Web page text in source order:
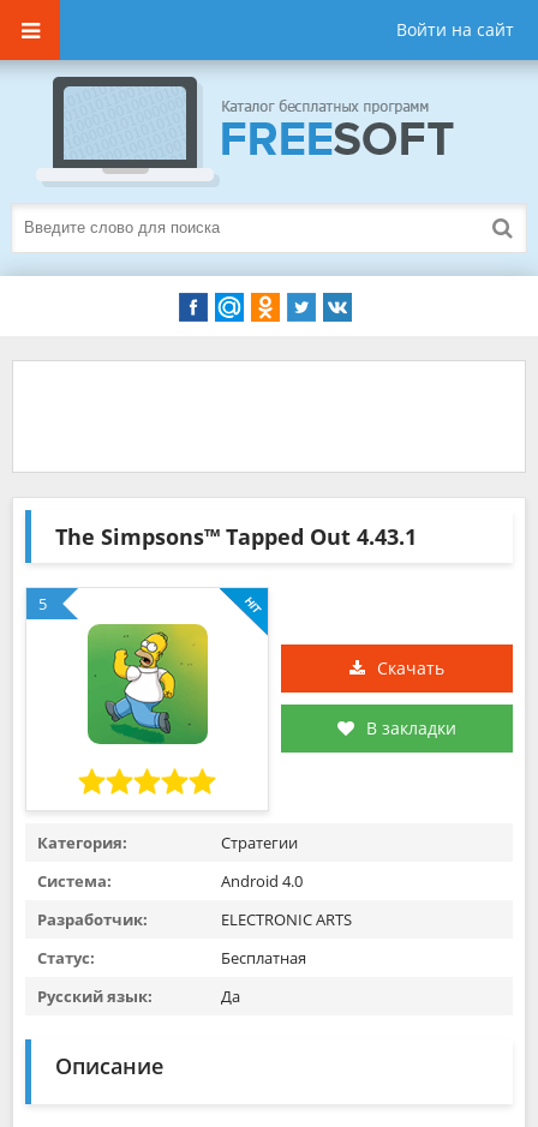
Войти на сайт
The Simpsons™ Tapped Out 4.43.1
5
Скачать
В закладки
Категория:
Стратегии
Система:
Android 4.0
Разработчик:
ELECTRONIC ARTS
Статус:
Бесплатная
Русский язык:
Да
Описание